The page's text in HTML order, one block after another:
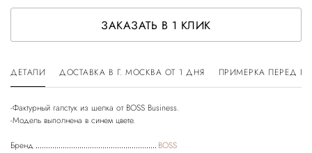
ЗАКАЗАТЬ В 1 КЛИК
ДЕТАЛИ ДОСТАВКА В Г. МОСКВА ОТ 1 ДНЯ ПРИМЕРКА ПЕРЕД
-Фактурный галстук из шелка от BOSS Business.
Бренд
BOSS